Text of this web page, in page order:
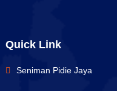
Quick Link
Seniman Pidie Jaya